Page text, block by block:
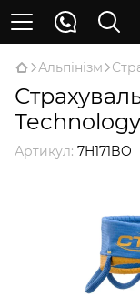
Альпінізм
Артикул: 7H171BO